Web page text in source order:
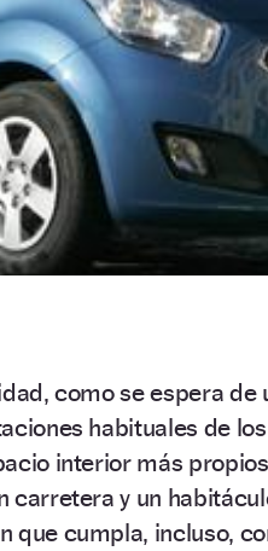
como se espera de
habituales de
interior más
carretera y un
que cumpla, incluso,